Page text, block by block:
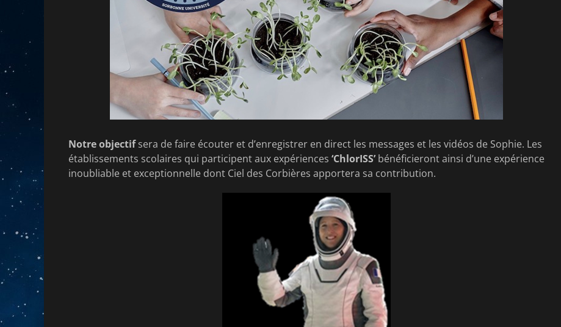
Notre objectifsera de faire écouter et d’enregistrer en direct les messages et les vidéos de Sophie. Les
établissements scolaires qui participent aux expériences ‘ChlorISS’bénéficieront ainsi d’une expérience
inoubliable et exceptionnelle dont Ciel des Corbières apportera sa contribution.